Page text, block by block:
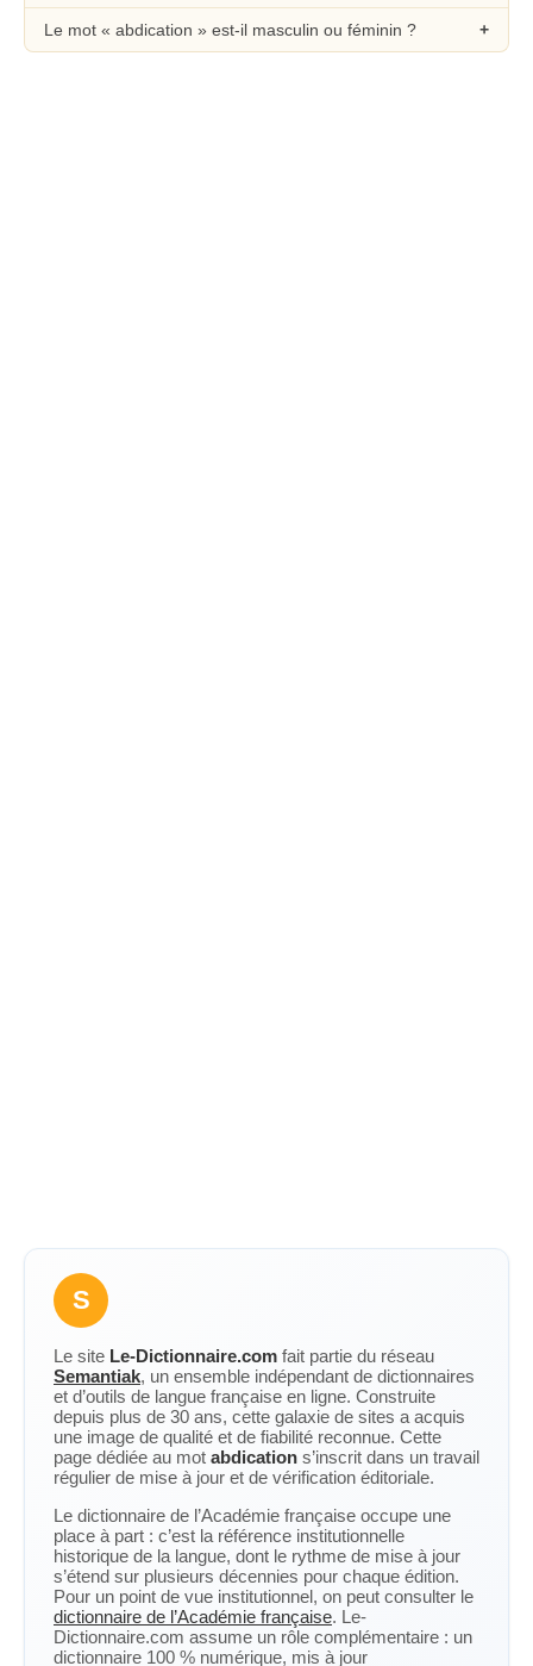
Le mot « abdication » est-il masculin ou féminin ?
S
Le site Le-Dictionnaire.com fait partie du réseau
Semantiak, un ensemble indépendant de dictionnaires
et d’outils de langue française en ligne. Construite
depuis plus de 30 ans, cette galaxie de sites a acquis
une image de qualité et de fiabilité reconnue. Cette
page dédiée au mot abdication s’inscrit dans un travail
régulier de mise à jour et de vérification éditoriale.
Le dictionnaire de l’Académie française occupe une
place à part : c’est la référence institutionnelle
historique de la langue, dont le rythme de mise à jour
s’étend sur plusieurs décennies pour chaque édition.
Pour un point de vue institutionnel, on peut consulter le
dictionnaire de l’Académie française. Le-
Dictionnaire.com assume un rôle complémentaire : un
dictionnaire 100 % numérique, mis à jour